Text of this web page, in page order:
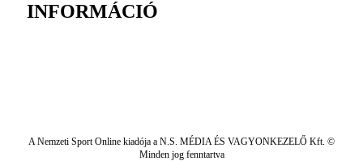
INFORMÁCIÓ
A Nemzeti Sport Online kiadója a N.S. MÉDIA ÉS VAGYONKEZELŐ Kft. ©
Minden jog fenntartva